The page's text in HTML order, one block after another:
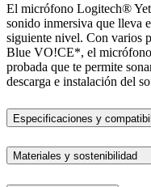
El micrófono Logitech®
sonido inmersiva que lleva
siguiente nivel. Con varios
Blue VO!CE*, el
probada que te permite
descarga e instalación del
Especificaciones y
Materiales y sostenibilidad